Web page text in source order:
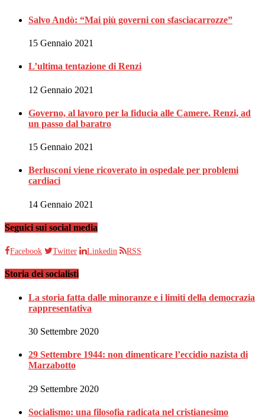
Salvo Andò: “Mai più governi con sfasciacarrozze”
15 Gennaio 2021
L’ultima tentazione di Renzi
12 Gennaio 2021
Governo, al lavoro per la fiducia alle Camere. Renzi, ad
un passo dal baratro
15 Gennaio 2021
Berlusconi viene ricoverato in ospedale per problemi
cardiaci
14 Gennaio 2021
Seguici sui social media
Facebook Twitter Linkedin RSS
Storia dei socialisti
La storia fatta dalle minoranze e i limiti della democrazia
rappresentativa
30 Settembre 2020
29 Settembre 1944: non dimenticare l’eccidio nazista di
Marzabotto
29 Settembre 2020
Socialismo: una filosofia radicata nel cristianesimo